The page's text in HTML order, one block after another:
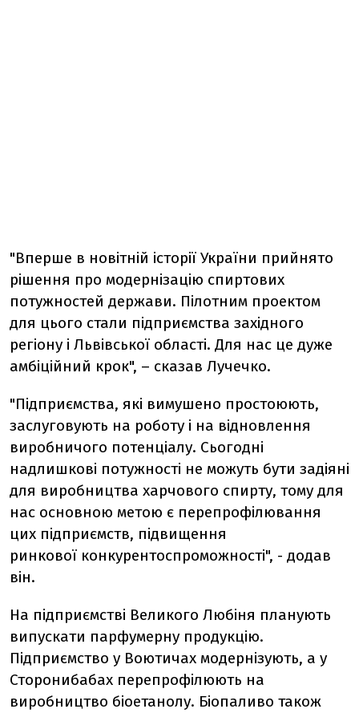
"Вперше в новітній історії України прийнято
рішення про модернізацію спиртових
потужностей держави. Пілотним проектом
для цього стали підприємства західного
регіону і Львівської області. Для нас це дуже
амбіційний крок", – сказав Лучечко.
"Підприємства, які вимушено простоюють,
заслуговують на роботу і на відновлення
виробничого потенціалу. Сьогодні
надлишкові потужності не можуть бути задіяні
для виробництва харчового спирту, тому для
нас основною метою є перепрофілювання
цих підприємств, підвищення
ринкової конкурентоспроможності", - додав
він.
На підприємстві Великого Любіня планують
випускати парфумерну продукцію.
Підприємство у Воютичах модернізують, а у
Сторонибабах перепрофілюють на
виробництво біоетанолу. Біопаливо також